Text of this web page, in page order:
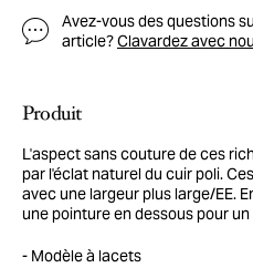
Avez-vous des questions
article?Clavardez avec
Produit
L'aspect sans couture de ces
par l'éclat naturel du cuir poli.
avec une largeur plus large/EE.
une pointure en dessous pour
Modèle à lacets